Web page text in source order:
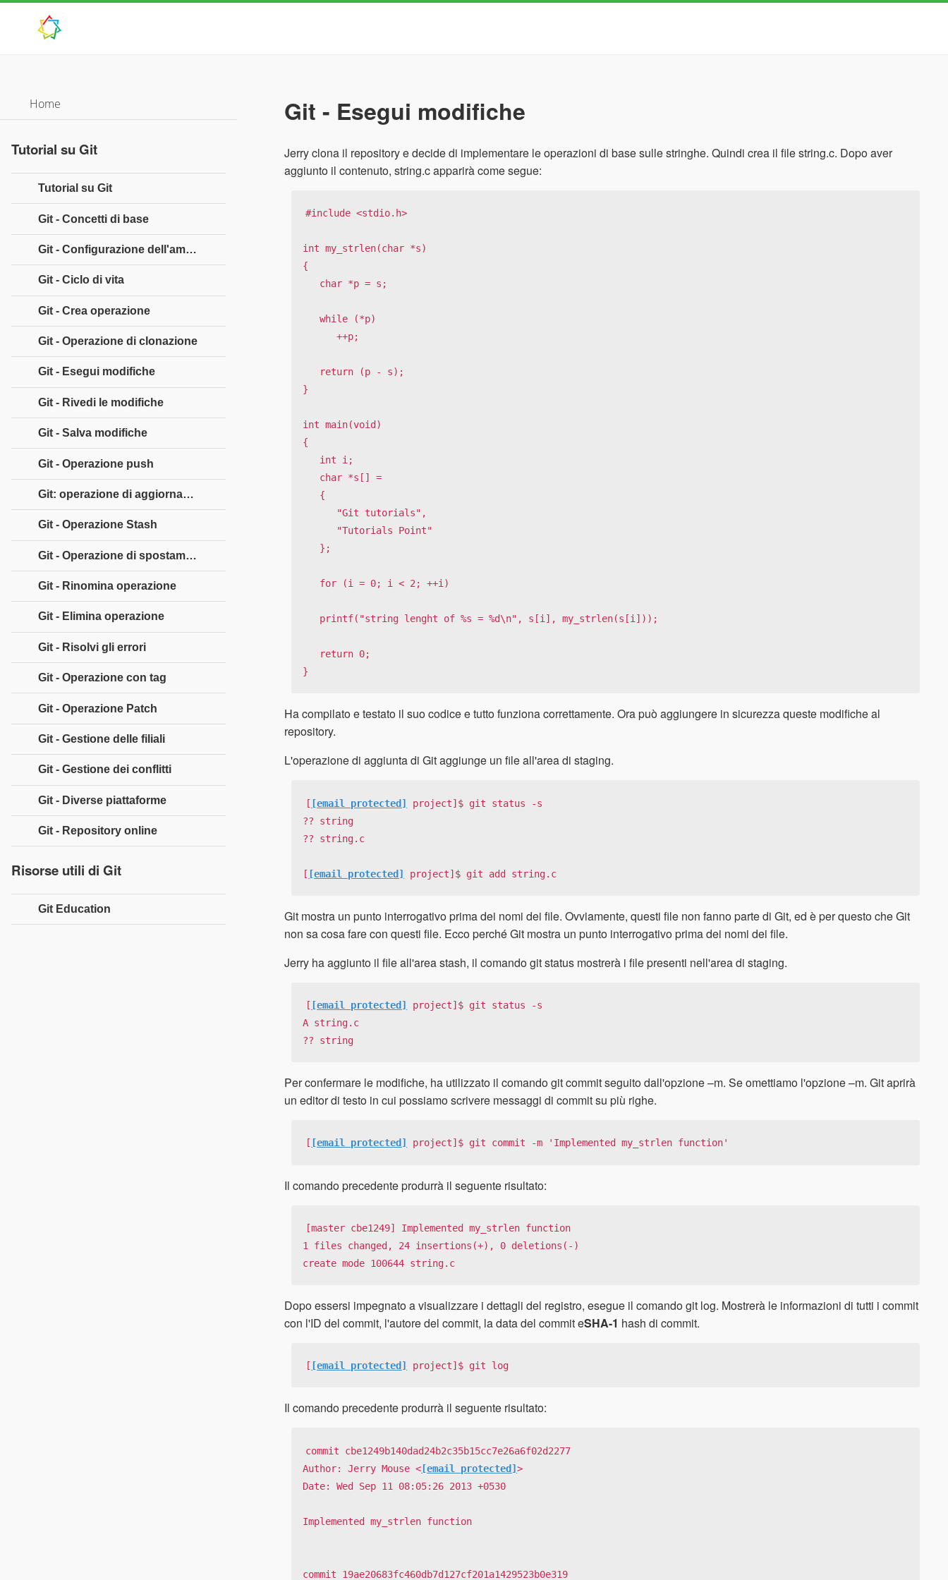
Git - Esegui modifiche
Jerry clona il repository e decide di implementare le operazioni di base sulle stringhe. Quindi crea il file string.c. Dopo aver
aggiunto il contenuto, string.c apparirà come segue:
#include <stdio.h>
int my_strlen(char *s)
{
   while (*p)
      ++p;
}
int main(void)
{
}
Ha compilato e testato il suo codice e tutto funziona correttamente. Ora può aggiungere in sicurezza queste modifiche al
repository.
L'operazione di aggiunta di Git aggiunge un file all'area di staging.
[ [email protected]
project]$ git status -s
?? string
?? string.c
[ [email protected] project]$ git add string.c
Git mostra un punto interrogativo prima dei nomi dei file. Ovviamente, questi file non fanno parte di Git, ed è per questo che Git
non sa cosa fare con questi file. Ecco perché Git mostra un punto interrogativo prima dei nomi dei file.
Jerry ha aggiunto il file all'area stash, il comando git status mostrerà i file presenti nell'area di staging.
[ [email protected]
project]$ git status -s
A string.c
?? string
Per confermare le modifiche, ha utilizzato il comando git commit seguito dall'opzione –m. Se omettiamo l'opzione –m. Git aprirà
un editor di testo in cui possiamo scrivere messaggi di commit su più righe.
[ [email protected] project]$ git commit -m 'Implemented my_strlen function'
Il comando precedente produrrà il seguente risultato:
[master cbe1249] Implemented my_strlen function
1 files changed, 24 insertions(+), 0 deletions(-)
create mode 100644 string.c
Dopo essersi impegnato a visualizzare i dettagli del registro, esegue il comando git log. Mostrerà le informazioni di tutti i commit
con l'ID del commit, l'autore del commit, la data del commit eSHA-1 hash di commit.
[ [email protected] project]$ git log
Il comando precedente produrrà il seguente risultato:
commit cbe1249b140dad24b2c35b15cc7e26a6f02d2277
Author: Jerry Mouse <[email protected]>
Date: Wed Sep 11 08:05:26 2013 +0530
Implemented my_strlen function
commit 19ae20683fc460db7d127cf201a1429523b0e319
Home
Tutorial su Git
Tutorial su Git
Git - Concetti di base
Git - Configurazione dell'ambiente
Git - Ciclo di vita
Git - Crea operazione
Git - Operazione di clonazione
Git - Esegui modifiche
Git - Rivedi le modifiche
Git - Salva modifiche
Git - Operazione push
Git: operazione di aggiornamento
Git - Operazione Stash
Git - Operazione di spostamento
Git - Rinomina operazione
Git - Elimina operazione
Git - Risolvi gli errori
Git - Operazione con tag
Git - Operazione Patch
Git - Gestione delle filiali
Git - Gestione dei conflitti
Git - Diverse piattaforme
Git - Repository online
Risorse utili di Git
Git Education